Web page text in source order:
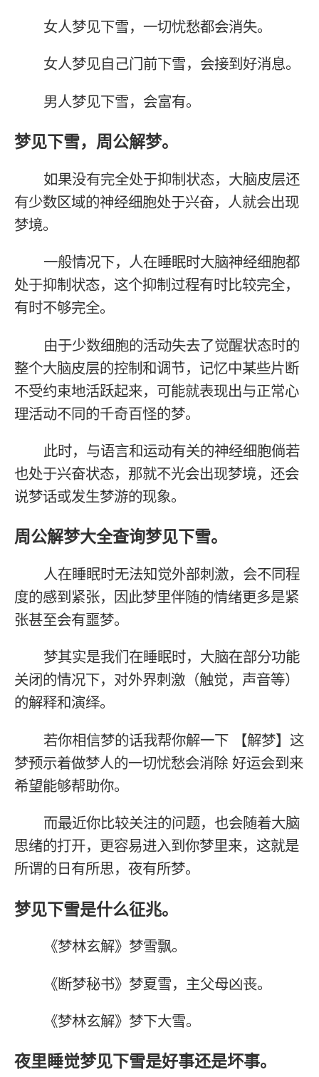
女人梦见下雪，一切忧愁都会消失。
女人梦见自己门前下雪，会接到好消息。
男人梦见下雪，会富有。
梦见下雪，周公解梦。
如果没有完全处于抑制状态，大脑皮层还
有少数区域的神经细胞处于兴奋，人就会出现
梦境。
一般情况下，人在睡眠时大脑神经细胞都
处于抑制状态，这个抑制过程有时比较完全，
有时不够完全。
由于少数细胞的活动失去了觉醒状态时的
整个大脑皮层的控制和调节，记忆中某些片断
不受约束地活跃起来，可能就表现出与正常心
理活动不同的千奇百怪的梦。
此时，与语言和运动有关的神经细胞倘若
也处于兴奋状态，那就不光会出现梦境，还会
说梦话或发生梦游的现象。
周公解梦大全查询梦见下雪。
人在睡眠时无法知觉外部刺激，会不同程
度的感到紧张，因此梦里伴随的情绪更多是紧
张甚至会有噩梦。
梦其实是我们在睡眠时，大脑在部分功能
关闭的情况下，对外界刺激（触觉，声音等）
的解释和演绎。
若你相信梦的话我帮你解一下 【解梦】这
梦预示着做梦人的一切忧愁会消除 好运会到来
希望能够帮助你。
而最近你比较关注的问题，也会随着大脑
思绪的打开，更容易进入到你梦里来，这就是
所谓的日有所思，夜有所梦。
梦见下雪是什么征兆。
《梦林玄解》梦雪飘。
《断梦秘书》梦夏雪，主父母凶丧。
《梦林玄解》梦下大雪。
夜里睡觉梦见下雪是好事还是坏事。